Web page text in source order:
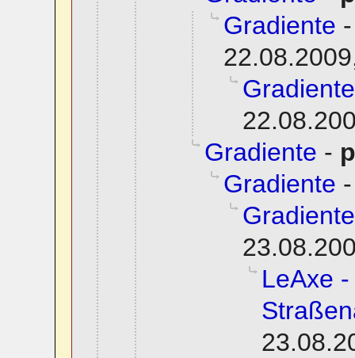
Gradiente
Gradiente
Gradiente -
Gradiente
Gradiente
LeAxe